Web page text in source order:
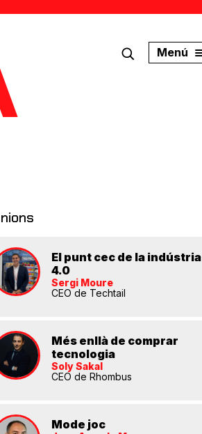
Menú
El punt cec de la indústria
4.0
Sergi Moure
CEO de Techtail
Més enllà de comprar
tecnologia
Soly Sakal
CEO de Rhombus
Mode joc